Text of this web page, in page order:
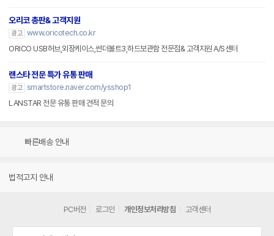
오리코 총판& 고객지원
광고 www.oricotech.co.kr
ORICO USB허브,외장케이스,썬더볼트3,하드보관함 전문점& 고객지원 A/S센터
랜스타 전문 특가 유통 판매
광고 smartstore.naver.com/ysshop1
LANSTAR 전문 유통 판매 견적 문의
빠른배송 안내
법적고지 안내
PC버전 로그인 개인정보처리방침 고객센터